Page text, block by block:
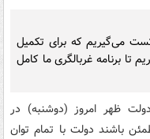
گفت: ما روزانه ۳۰ هزار تست می‌گیریم که برای تکمیل
تا برنامه غربالگری ما کامل
ظهر امروز (دوشنبه)‌ در
باشند دولت با تمام توان